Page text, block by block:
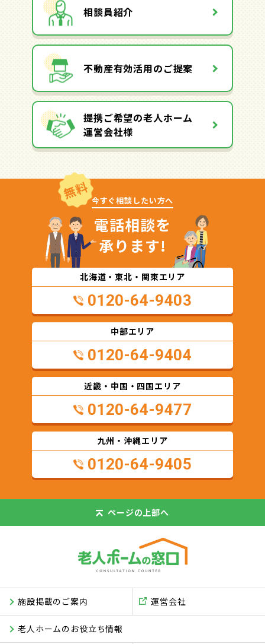
相談員紹介
不動産有効活用のご提案
提携ご希望の老人ホーム
運営会社様
無料 今すぐ相談したい方へ
電話相談を
承ります!
北海道・東北・関東エリア
0120-64-9403
中部エリア
0120-64-9404
近畿・中国・四国エリア
0120-64-9477
九州・沖縄エリア
0120-64-9405
ページの 上部へ
施設掲載のご案内
老人ホームのお役立ち情報
運営会社